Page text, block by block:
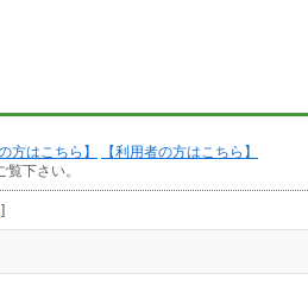
方はこちら】
【利用者の方はこちら】
覧下さい。
]